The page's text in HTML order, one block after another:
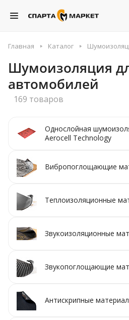
Главная Каталог
Шумоизоляция
автомобилей
169 товаров
Однослойная
Aerocell Technology
Вибропоглощающие
Теплоизоляционные
Звукоизоляционные
Звукопоглощающие
Антискрипные